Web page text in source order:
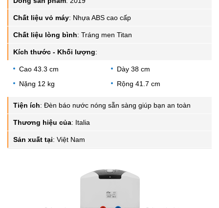
Chất liệu vỏ máy: Nhựa ABS cao cấp
Chất liệu lòng bình: Tráng men Titan
Kích thước - Khối lượng:
Cao 43.3 cm
Dày 38 cm
Nặng 12 kg
Rộng 41.7 cm
Tiện ích: Đèn báo nước nóng sẵn sàng giúp bạn an toàn
Thương hiệu của: Italia
Sản xuất tại: Việt Nam